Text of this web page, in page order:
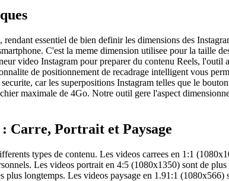
essentiel de bien definir les dimensions des
C'est la meme dimension utilisee pour la taille
video Instagram pour preparer du contenu Reels, l'outil
de positionnement de recadrage intelligent vous
car les superpositions Instagram telles que le
maximale de 4Go. Notre outil gere l'aspect
Carre, Portrait et Paysage
types de contenu. Les videos carrees en 1:1
Les videos portrait en 4:5 (1080x1350) sont de
longtemps. Les videos paysage en 1.91:1